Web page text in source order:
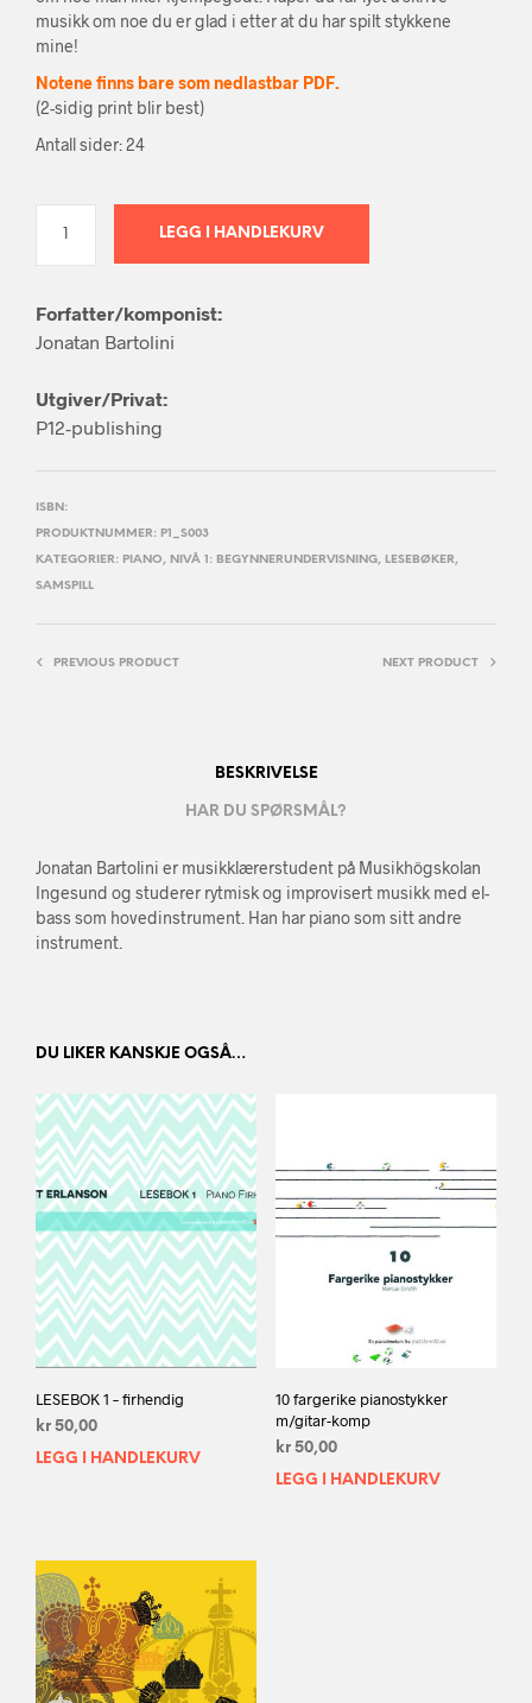
musikk om noe du er glad i etter at du har spilt stykkene
mine!
Notene finns bare som nedlastbar PDF.
(2-sidig print blir best)
Antall sider: 24
LEGG I HANDLEKURV
Forfatter/komponist:
Jonatan Bartolini
Utgiver/Privat:
P12-publishing
ISBN:
PRODUKTNUMMER: P1_S003
KATEGORIER: PIANO, NIVÅ 1: BEGYNNERUNDERVISNING, LESEBØKER,
SAMSPILL
PREVIOUS PRODUCT NEXT PRODUCT
BESKRIVELSE
HAR DU SPØRSMÅL?
Jonatan Bartolini er musikklærerstudent på Musikhögskolan
Ingesund og studerer rytmisk og improvisert musikk med el-
bass som hovedinstrument. Han har piano som sitt andre
instrument.
DU LIKER KANSKJE OGSÅ…
LESEBOK 1 – firhendig
kr 50,00
LEGG I HANDLEKURV
10 fargerike pianostykker
m/gitar-komp
kr50,00
LEGG I HANDLEKURV